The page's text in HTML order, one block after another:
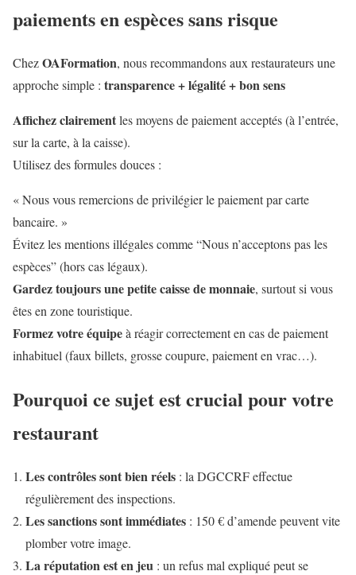
paiements en espèces sans risque
ChezOAFormation, nous recommandons aux restaurateurs une
approche simple : transparence + légalité + bon sens
Affichez clairementles moyens de paiement acceptés (à l’entrée,
sur la carte, à la caisse).
Utilisez des formules douces :
« Nous vous remercions de privilégier le paiement par carte
bancaire. »
Évitez les mentions illégales comme “Nous n’acceptons pas les
espèces” (hors cas légaux).
Gardez toujours une petite caisse de monnaie, surtout si vous
êtes en zone touristique.
Formez votre équipeà réagir correctement en cas de paiement
inhabituel (faux billets, grosse coupure, paiement en vrac…).
Pourquoi ce sujet est crucial pour votre
restaurant
Les contrôles sont bien réels : la DGCCRF effectue
régulièrement des inspections.
Les sanctions sont immédiates : 150 € d’amende peuvent vite
plomber votre image.
La réputation est en jeu : un refus mal expliqué peut se